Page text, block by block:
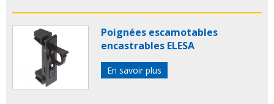
Poignées escamotables
encastrables ELESA
En savoir plus